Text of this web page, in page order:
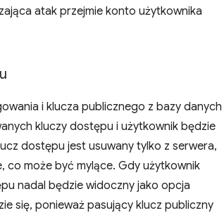
atak przejmie konto użytkownika
i klucza publicznego z bazy danych
kluczy dostępu i użytkownik będzie
dostępu jest usuwany tylko z serwera,
może być mylące. Gdy użytkownik
nadal będzie widoczny jako opcja
się, ponieważ pasujący klucz publiczny